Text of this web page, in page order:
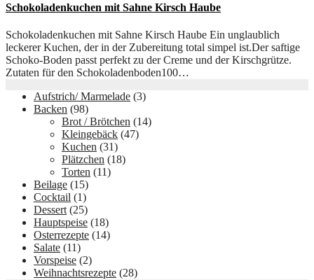
Schokoladenkuchen mit Sahne Kirsch Haube
Schokoladenkuchen mit Sahne Kirsch Haube Ein unglaublich
leckerer Kuchen, der in der Zubereitung total simpel ist.Der saftige
Schoko-Boden passt perfekt zu der Creme und der Kirschgrütze.
Zutaten für den Schokoladenboden100…
Aufstrich/ Marmelade (3)
Backen (98)
Brot / Brötchen (14)
Kleingebäck (47)
Kuchen (31)
Plätzchen (18)
Torten (11)
Beilage (15)
Cocktail (1)
Dessert (25)
Hauptspeise (18)
Osterrezepte (14)
Salate (11)
Vorspeise (2)
Weihnachtsrezepte (28)